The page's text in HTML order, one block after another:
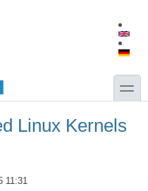
toggle
Linux Kernels
11:31